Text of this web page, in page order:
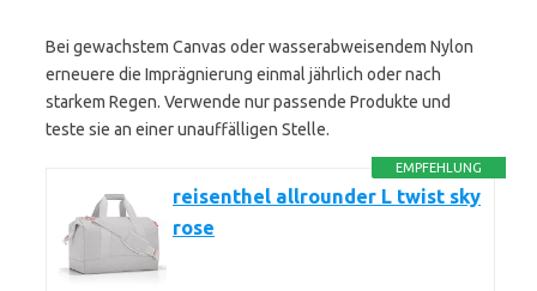
Bei gewachstem Canvas oder wasserabweisendem Nylon
erneuere die Imprägnierung einmal jährlich oder nach
starkem Regen. Verwende nur passende Produkte und
teste sie an einer unauffälligen Stelle.
EMPFEHLUNG
reisenthel allrounder L twist sky
rose